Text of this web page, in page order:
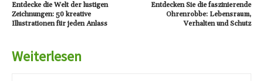
Entdecke die Welt der lustigen
Zeichnungen: 50 kreative
Illustrationen für jeden Anlass
Entdecken Sie die faszinierende
Ohrenrobbe: Lebensraum,
Verhalten und Schutz
Weiterlesen